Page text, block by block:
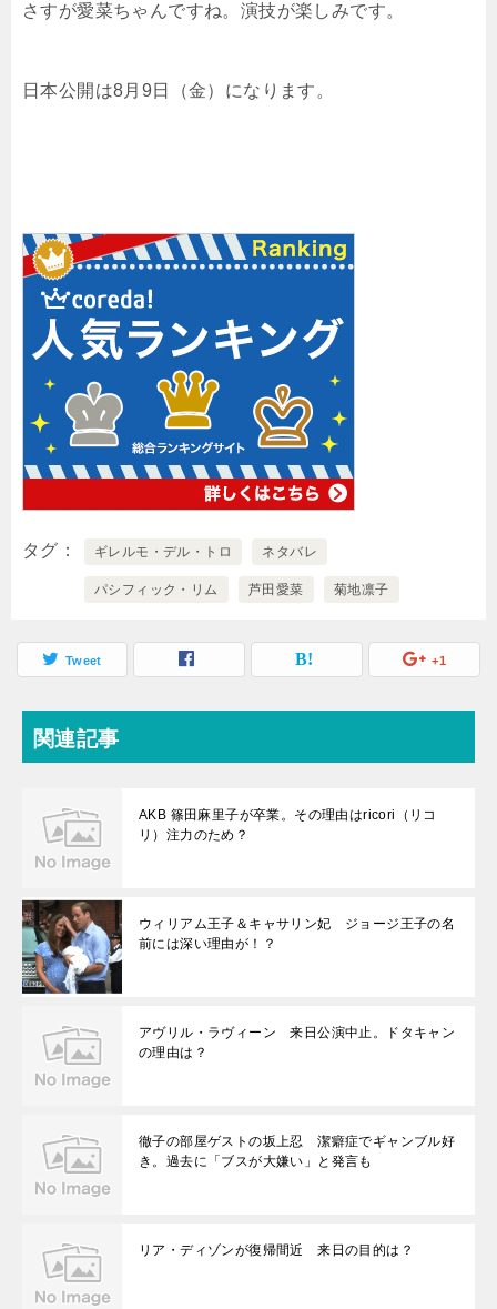
さすが愛菜ちゃんですね。演技が楽しみです。
日本公開は8月9日（金）になります。
タグ ギレルモ・デル・トロ ネタバレ
パシフィック・リム 芦田愛菜 菊地凛子
Tweet +1
関連記事
AKB 篠田麻里子が卒業。その理由はricori（リコ
リ）注力のため？
ウィリアム王子＆キャサリン妃 ジョージ王子の名
前には深い理由が！？
アヴリル・ラヴィーン 来日公演中止。ドタキャン
の理由は？
徹子の部屋ゲストの坂上忍 潔癖症でギャンブル好
き。過去に「ブスが大嫌い」と発言も
リア・ディゾンが復帰間近 来日の目的は？